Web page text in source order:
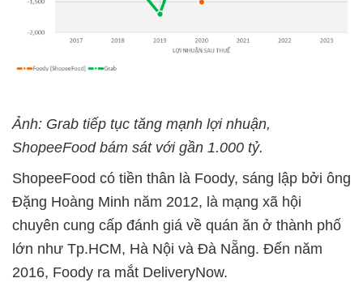
Ảnh: Grab tiếp tục tăng mạnh lợi nhuận,
ShopeeFood bám sát với gần 1.000 tỷ.
ShopeeFood có tiền thân là Foody, sáng lập bởi ông
Đặng Hoàng Minh năm 2012, là mạng xã hội
chuyên cung cấp đánh giá về quán ăn ở thành phố
lớn như Tp.HCM, Hà Nội và Đà Nẵng. Đến năm
2016, Foody ra mắt DeliveryNow.